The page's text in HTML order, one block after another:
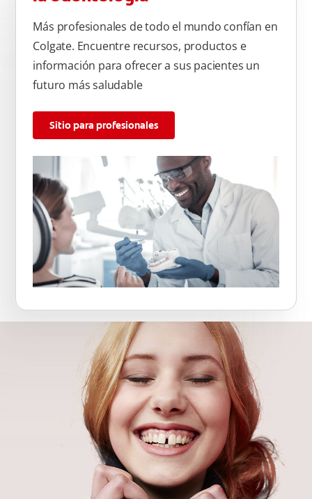
Más profesionales de todo el mundo confían en
Colgate. Encuentre recursos, productos e
información para ofrecer a sus pacientes un
futuro más saludable
Sitio para profesionales